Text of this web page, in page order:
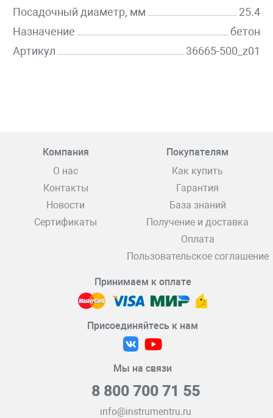
Посадочный диаметр, мм
25.4
Назначение
бетон
Артикул
36665-500_z01
Компания
О нас
Контакты
Новости
Сертификаты
Покупателям
Как купить
Гарантия
База знаний
Получение и доставка
Оплата
Пользовательское соглашение
Принимаем к оплате
Присоединяйтесь к нам
Мы на связи
8 800 700 71 55
info@instrumentru.ru